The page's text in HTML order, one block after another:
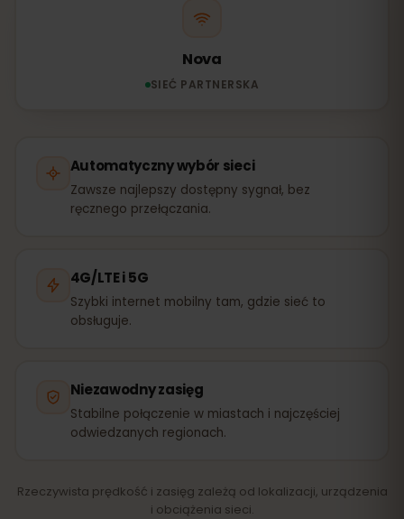
Nova
SIEĆ PARTNERSKA
Automatyczny wybór sieci
Zawsze najlepszy dostępny sygnał, bez
ręcznego przełączania.
4G/LTE i 5G
Szybki internet mobilny tam, gdzie sieć to
obsługuje.
Niezawodny zasięg
Stabilne połączenie w miastach i najczęściej
odwiedzanych regionach.
Rzeczywista prędkość i zasięg zależą od lokalizacji, urządzenia
i obciążenia sieci.